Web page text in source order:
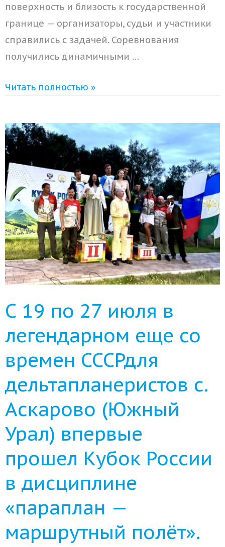
поверхность и близость к государственной
границе — организаторы, судьи и участники
справились с задачей. Соревнования
получились динамичными …
Читать полностью »
С 19 по 27 июля в
легендарном еще со
времен СССРдля
дельтапланеристов с.
Аскарово (Южный
Урал) впервые
прошел Кубок России
в дисциплине
«параплан —
маршрутный полёт».